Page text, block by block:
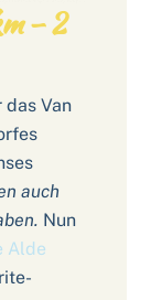
– 2
das Van
auch
Nun
Alde